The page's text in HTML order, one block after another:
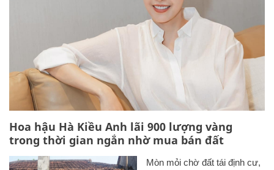
Hoa hậu Hà Kiều Anh lãi 900 lượng vàng
trong thời gian ngắn nhờ mua bán đất
Mòn mỏi chờ đất tái định cư,